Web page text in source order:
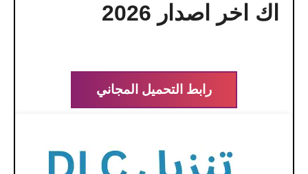
اك اخر اصدار 2026
رابط التحميل المجاني